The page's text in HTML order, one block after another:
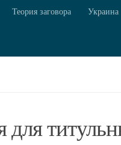
Теория заговора Украина
для